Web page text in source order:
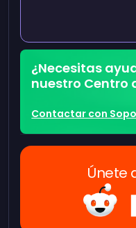
¿Necesitas
nuestro Centro
Contactar con
Únete